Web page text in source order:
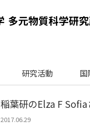
研究活動 国
稲葉研のElza F
2017.06.29